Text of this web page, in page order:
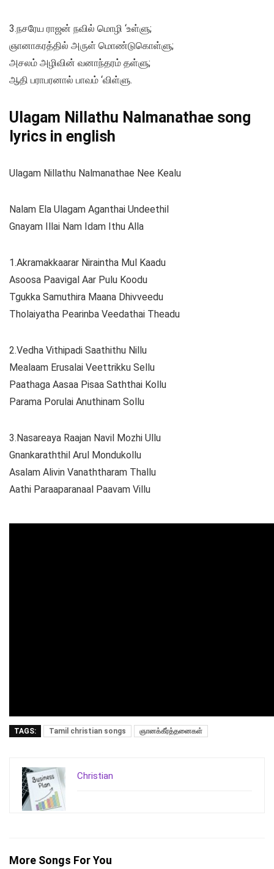
3.நசரேய ராஜன் நவில் மொழி ‘உள்ளு;
ஞானாகரத்தில் அருள் மொண்டுகொள்ளு;
அசலம் அழிவின் வனாந்தரம் தள்ளு;
ஆதி பராபரனால் பாவம் ‘விள்ளு.
Ulagam Nillathu Nalmanathae song
lyrics in english
Ulagam Nillathu Nalmanathae Nee Kealu
Nalam Ela Ulagam Aganthai Undeethil
Gnayam Illai Nam Idam Ithu Alla
1.Akramakkaarar Niraintha Mul Kaadu
Asoosa Paavigal Aar Pulu Koodu
Tgukka Samuthira Maana Dhivveedu
Tholaiyatha Pearinba Veedathai Theadu
2.Vedha Vithipadi Saathithu Nillu
Mealaam Erusalai Veettrikku Sellu
Paathaga Aasaa Pisaa Saththai Kollu
Parama Porulai Anuthinam Sollu
3.Nasareaya Raajan Navil Mozhi Ullu
Gnankaraththil Arul Mondukollu
Asalam Alivin Vanaththaram Thallu
Aathi Paraaparanaal Paavam Villu
TAGS: Tamil christian songs ஞானக்கீர்த்தனைகள்
Christian
More Songs For You